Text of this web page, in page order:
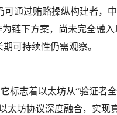
通过贿赂操纵构建者，
链下方案，尚未完全融入
可持续性仍需观察。
标志着以太坊从“验证者
太坊协议深度融合，实现